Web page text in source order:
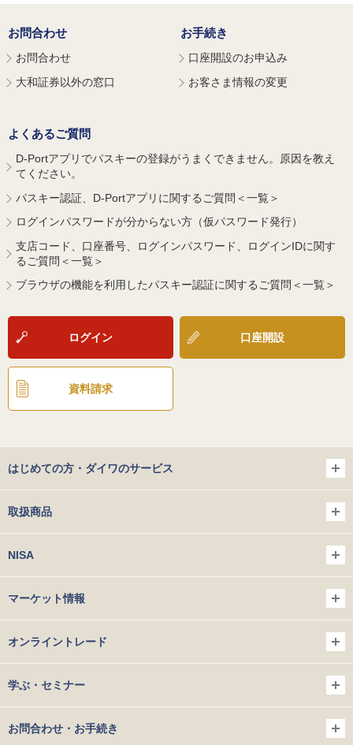
お問合わせ
お問合わせ
大和証券以外の窓口
お手続き
口座開設のお申込み
お客さま情報の変更
よくあるご質問
D-Portアプリでパスキーの登録がうまくできません。原因を教え
てください。
パスキー認証、D-Portアプリに関するご質問＜一覧＞
ログインパスワードが分からない方（仮パスワード発行）
支店コード、口座番号、ログインパスワード、ログインIDに関す
るご質問＜一覧＞
ブラウザの機能を利用したパスキー認証に関するご質問＜一覧＞
ログイン 口座開設
資料請求
はじめての方・ダイワのサービス
取扱商品
NISA
マーケット情報
オンライントレード
学ぶ・セミナー
お問合わせ・お手続き